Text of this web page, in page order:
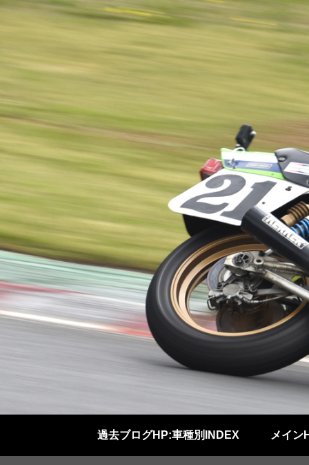
過去ブログHP:車種別INDEX メイン